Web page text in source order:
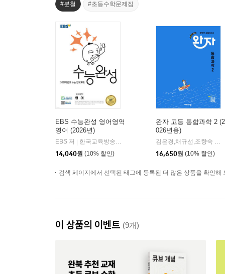
#분철 #초등수학문제집
EBS 수능완성 영어영역
영어 (2026년)
EBS 저
한국교육방송공사
14,040원 (10% 할인)
완자 고등 통합과학 2 (2
026년용)
김은경,채규선,조향숙 등저
16,650원 (10% 할인)
검색 페이지에서 선택된 태그에 등록된 더 많은 상품을 확인해
이 상품의 이벤트 (9개)